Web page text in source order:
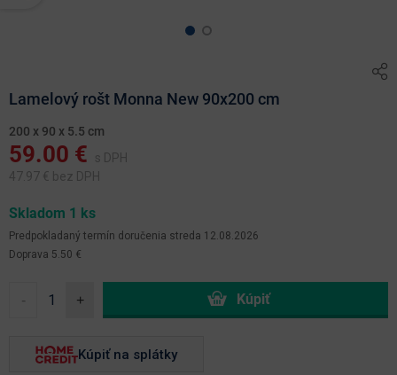
Lamelový rošt Monna New 90x200 cm
200 x 90 x 5.5 cm
59.00 €
s DPH
47.97 € bez DPH
Skladom 1 ks
Predpokladaný termín doručenia streda 12.08.2026
Doprava 5.50 €
- +
Kúpiť na splátky